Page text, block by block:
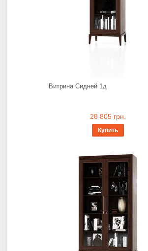
Витрина Сидней 1д
28 805 грн.
Купить